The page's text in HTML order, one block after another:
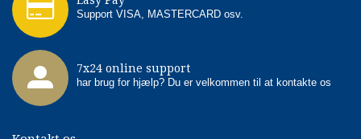
Support VISA, MASTERCARD osv.
7x24 online support
har brug for hjælp? Du er velkommen til at kontakte os